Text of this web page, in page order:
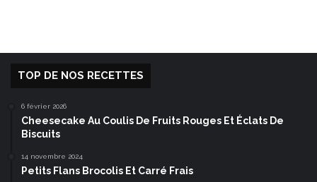
TOP DE NOS RECETTES
6 février 2026
Cheesecake Au Coulis De Fruits Rouges Et Éclats De
Biscuits
14 novembre 2024
Petits Flans Brocolis Et Carré Frais